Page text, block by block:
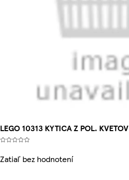
LEGO 10313 KYTICA Z POL. KVETOV
Zatiaľ bez hodnotení